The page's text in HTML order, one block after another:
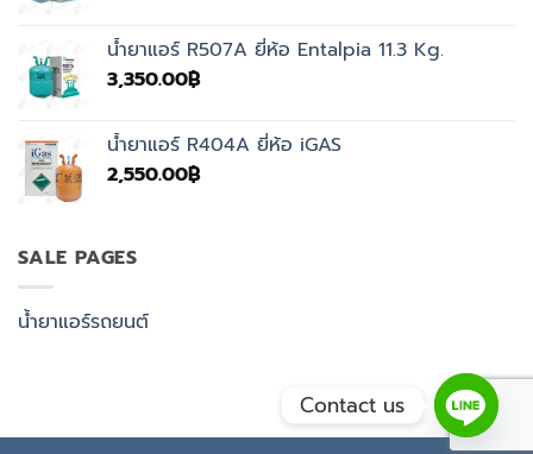
น้ำยาแอร์ R507A ยี่ห้อ Entalpia 11.3 Kg.
3,350.00฿
น้ำยาแอร์ R404A ยี่ห้อ iGAS
2,550.00฿
SALE PAGES
น้ำยาแอร์รถยนต์
Contact us